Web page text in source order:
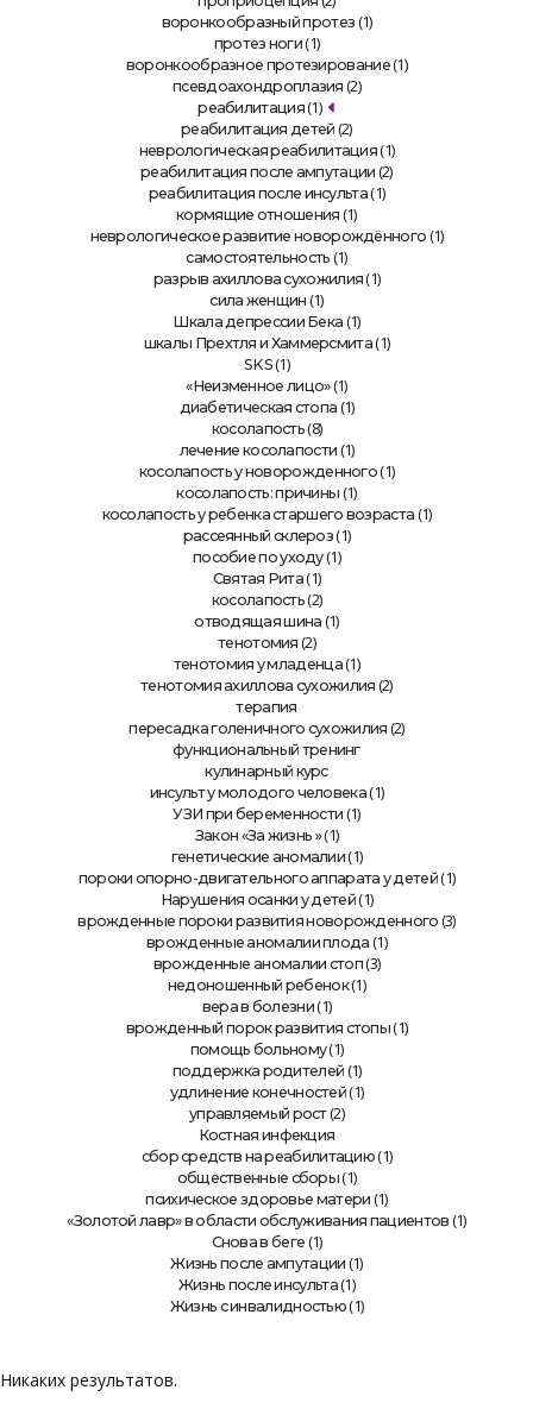
воронкообразный протез (1)
протез ноги (1)
воронкообразное протезирование(1)
псевдоахондроплазия (2)
реабилитация(1)
реабилитация детей (2)
неврологическая реабилитация (1)
реабилитация после ампутации (2)
реабилитация после инсульта(1)
кормящие отношения (1)
неврологическое развитие новорождённого (1)
самостоятельность (1)
разрыв ахиллова сухожилия (1)
сила женщин (1)
Шкала депрессии Бека (1)
шкалы Прехтля и Хаммерсмита(1)
SKS(1)
«Неизменное лицо»(1)
диабетическая стопа (1)
косолапость (8)
лечение косолапости (1)
косолапость у новорожденного (1)
косолапость: причины (1)
косолапость у ребенка старшего возраста (1)
рассеянный склероз (1)
пособие по уходу(1)
Святая Рита (1)
косолапость (2)
отводящая шина (1)
тенотомия (2)
тенотомия у младенца(1)
тенотомия ахиллова сухожилия (2)
терапия
пересадка голеничного сухожилия (2)
функциональный тренинг
кулинарный курс
инсульт у молодого человека(1)
УЗИ при беременности (1)
Закон «За жизнь » (1)
генетические аномалии (1)
пороки опорно-двигательного аппарата у детей (1)
Нарушения осанки у детей (1)
врожденные пороки развития новорожденного (3)
врожденные аномалии плода (1)
врожденные аномалии стоп (3)
недоношенный ребенок(1)
вера в болезни (1)
врожденный порок развития стопы (1)
помощь больному(1)
поддержка родителей (1)
удлинение конечностей (1)
управляемый рост(2)
Костная инфекция
сбор средств на реабилитацию (1)
общественные сборы (1)
психическое здоровье матери (1)
«Золотой лавр» в области обслуживания пациентов (1)
Снова в беге (1)
Жизнь после ампутации (1)
Жизнь после инсульта(1)
Жизнь с инвалидностью (1)
Никаких результатов.